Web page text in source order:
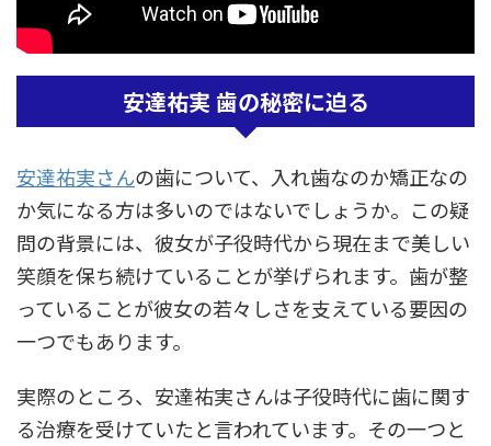
安達祐実 歯の秘密に迫る
安達祐実さんの歯について、入れ歯なのか矯正なの
か気になる方は多いのではないでしょうか。この疑
問の背景には、彼女が子役時代から現在まで美しい
笑顔を保ち続けていることが挙げられます。歯が整
っていることが彼女の若々しさを支えている要因の
一つでもあります。
実際のところ、安達祐実さんは子役時代に歯に関す
る治療を受けていたと言われています。その一つと